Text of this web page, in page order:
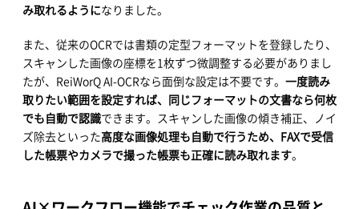
み取れるようになりました。
また、従来のOCRでは書類の定型フォーマットを登録したり、
スキャンした画像の座標を1枚ずつ微調整する必要がありまし
たが、ReiWorQ AI-OCRなら面倒な設定は不要です。 一度読み
取りたい範囲を設定すれば、同じフォーマットの文書なら何枚
でも自動で認識できます。スキャンした画像の傾き補正、ノイ
ズ除去といった高度な画像処理も自動で行うため、FAXで受信
した帳票やカメラで撮った帳票も正確に読み取れます。